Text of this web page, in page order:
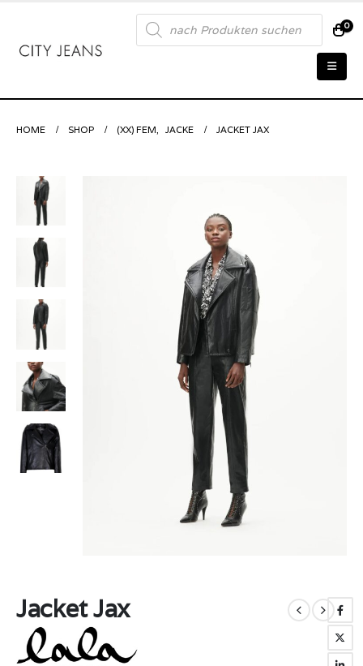
Products
search 0
HOME SHOP (XX) FEM, JACKE JACKET JAX
Jacket Jax